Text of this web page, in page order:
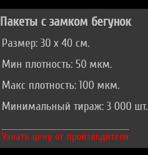
Пакеты с замком бегунок
Размер: 30 х 40 см.
Мин плотность: 50 мкм.
Макс плотность: 100 мкм.
Минимальный тираж: 3 000 шт.
Узнать цену от производителя